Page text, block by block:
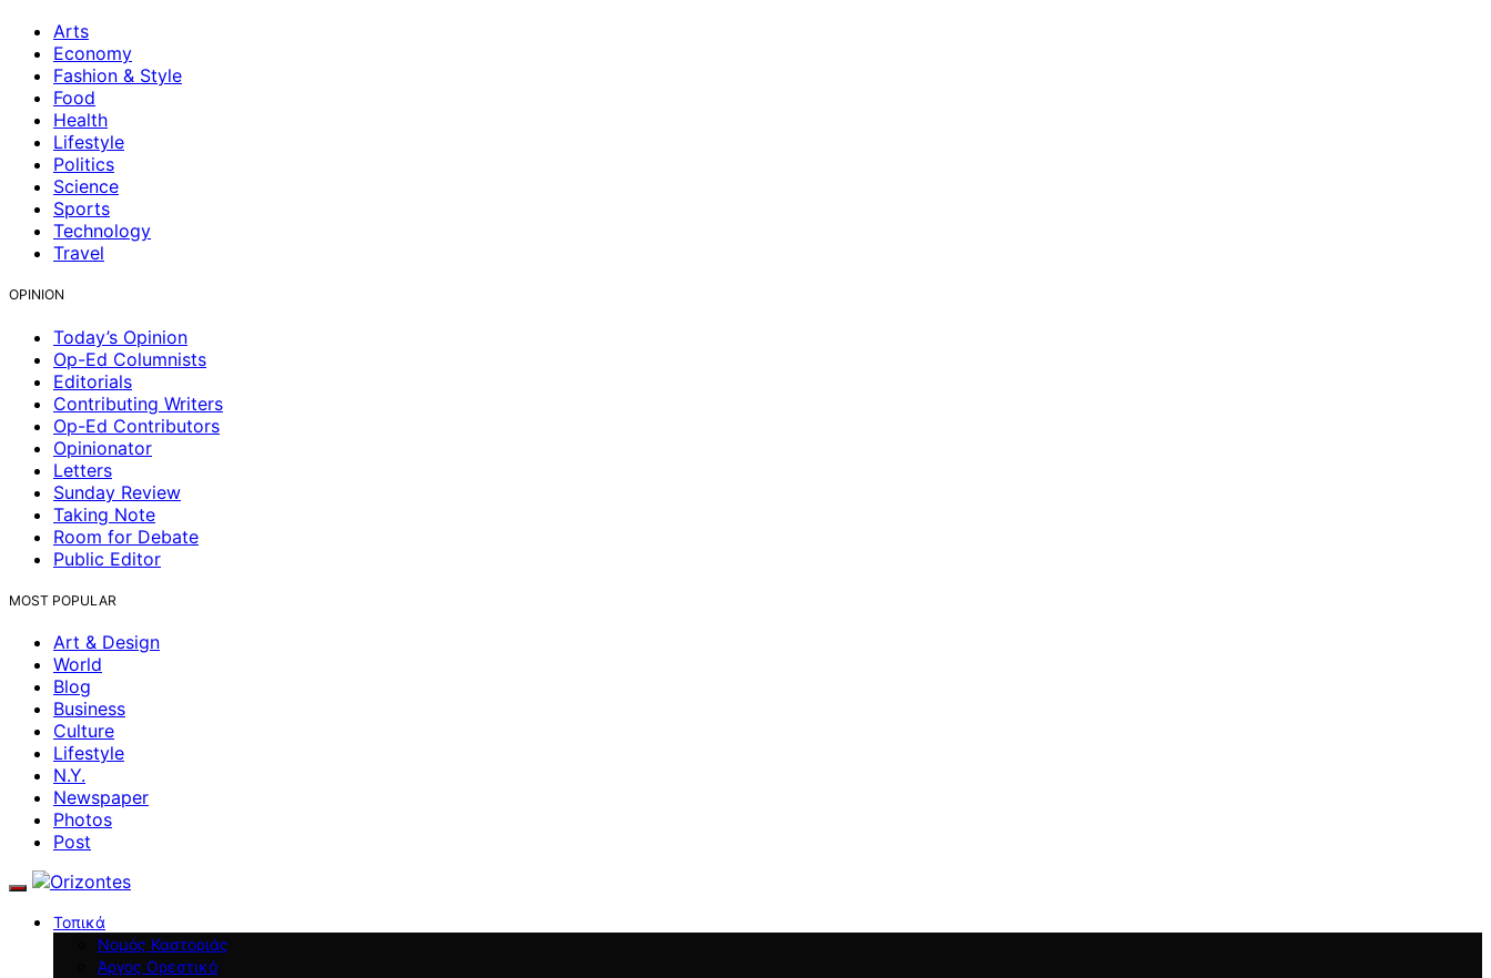
Arts
Economy
Fashion & Style
Food
Health
Lifestyle
Politics
Science
Sports
Technology
Travel
OPINION
Today’s Opinion
Op-Ed Columnists
Editorials
Contributing Writers
Op-Ed Contributors
Opinionator
Letters
Sunday Review
Taking Note
Room for Debate
Public Editor
MOST POPULAR
Art & Design
World
Blog
Business
Culture
Lifestyle
N.Y.
Newspaper
Photos
Post
Τοπικά
Νομός Καστοριάς
Άργος Ορεστικό